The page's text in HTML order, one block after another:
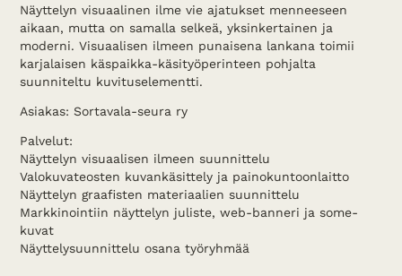
Näyttelyn visuaalinen ilme vie ajatukset menneeseen
aikaan, mutta on samalla selkeä, yksinkertainen ja
moderni. Visuaalisen ilmeen punaisena lankana toimii
karjalaisen käspaikka-käsityöperinteen pohjalta
suunniteltu kuvituselementti.
Asiakas: Sortavala-seura ry
Palvelut:
Näyttelyn visuaalisen ilmeen suunnittelu
Valokuvateosten kuvankäsittely ja painokuntoonlaitto
Näyttelyn graafisten materiaalien suunnittelu
Markkinointiin näyttelyn juliste, web-banneri ja some-
kuvat
Näyttelysuunnittelu osana työryhmää